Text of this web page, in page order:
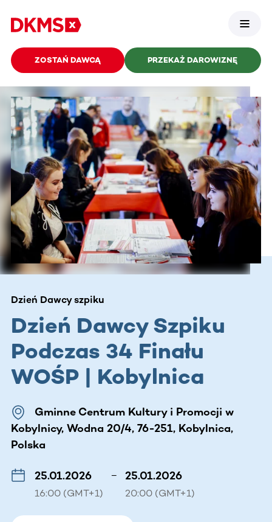
ZOSTAŃ DAWCĄ PRZEKAŻ DAROWIZNĘ
Dzień Dawcy szpiku
Dzień Dawcy Szpiku
Podczas 34 Finału
WOŚP | Kobylnica
Gminne Centrum Kultury i Promocji w
Kobylnicy, Wodna 20/4, 76-251, Kobylnica,
Polska
25.01.2026
16:00 (GMT+1)
– 25.01.2026
20:00 (GMT+1)